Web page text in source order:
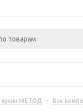
МЕТОД - Все